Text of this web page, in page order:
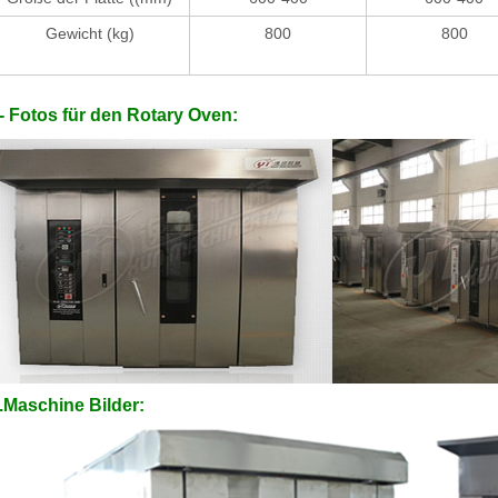
Gewicht (kg)
800 800
Fotos für den Rotary Oven:
Bilder: